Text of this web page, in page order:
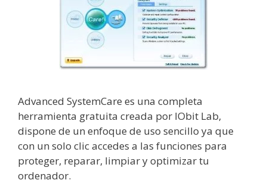
Advanced SystemCare es una completa
herramienta gratuita creada por IObit Lab,
dispone de un enfoque de uso sencillo ya que
con un solo clic accedes a las funciones para
proteger, reparar, limpiar y optimizar tu
ordenador.